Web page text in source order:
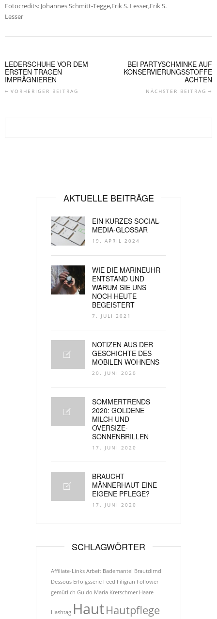
Fotocredits: Johannes Schmitt-Tegge,Erik S. Lesser,Erik S.
Lesser
LEDERSCHUHE VOR DEM
ERSTEN TRAGEN
IMPRÄGNIEREN
VORHERIGER BEITRAG
BEI PARTYSCHMINKE AUF
KONSERVIERUNGSSTOFFE
ACHTEN
NÄCHSTER BEITRAG
AKTUELLE BEITRÄGE
EIN KURZES SOCIAL-
MEDIA-GLOSSAR
19. APRIL 2024
WIE DIE MARINEUHR
ENTSTAND UND
WARUM SIE UNS
NOCH HEUTE
BEGEISTERT
7. JULI 2021
NOTIZEN AUS DER
GESCHICHTE DES
MOBILEN WOHNENS
20. JUNI 2020
SOMMERTRENDS
2020: GOLDENE
MILCH UND
OVERSIZE-
SONNENBRILLEN
17. JUNI 2020
BRAUCHT
MÄNNERHAUT EINE
EIGENE PFLEGE?
17. JUNI 2020
SCHLAGWÖRTER
Affiliate-Links Arbeit Bademantel Brautdirndl
Dessous Erfolgsserie Feed Filigran Follower
gemütlich Guido Maria Kretschmer Haare
Hashtag HautHautpflege